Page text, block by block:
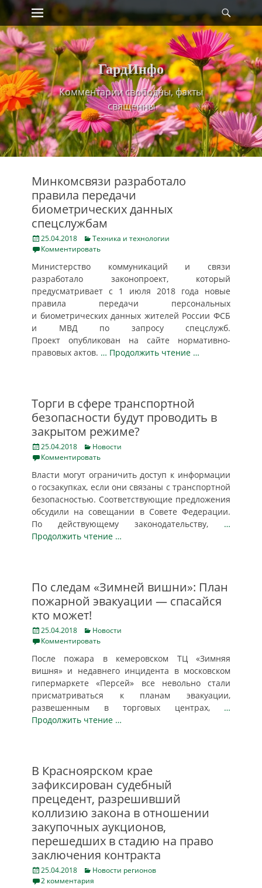
Skip
content
Primary Menu
ГардИнфо
Комментарии свободны, факты
священны
Минкомсвязи разработало
правила передачи
биометрических данных
спецслужбам
Posted
on
25.04.2018 Categories
Техника и технологии
Комментировать
Министерство коммуникаций и связи
разработало законопроект, который
предусматривает с 1 июля 2018 года новые
правила передачи персональных
и биометрических данных жителей России ФСБ
и МВД по запросу спецслужб.
Проект опубликован на сайте нормативно-
правовых актов. … Продолжить чтение …
Торги в сфере транспортной
безопасности будут проводить в
закрытом режиме?
Posted
on
25.04.2018 Categories
Новости
Комментировать
Власти могут ограничить доступ к информации
о госзакупках, если они связаны с транспортной
безопасностью. Соответствующие предложения
обсудили на совещании в Совете Федерации.
По действующему законодательству, …
Продолжить чтение …
По следам «Зимней вишни»: План
пожарной эвакуации — спасайся
кто может!
Posted
on
25.04.2018 Categories
Новости
Комментировать
После пожара в кемеровском ТЦ «Зимняя
вишня» и недавнего инцидента в московском
гипермаркете «Персей» все невольно стали
присматриваться к планам эвакуации,
развешенным в торговых центрах, …
Продолжить чтение …
В Красноярском крае
зафиксирован судебный
прецедент, разрешивший
коллизию закона в отношении
закупочных аукционов,
перешедших в стадию на право
заключения контракта
Posted
on
25.04.2018 Categories
Новости регионов
2 комментария